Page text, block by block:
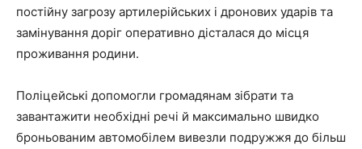
постійну загрозу артилерійських і дронових ударів та
замінування доріг оперативно дісталася до місця
проживання родини.
Поліцейські допомогли громадянам зібрати та
завантажити необхідні речі й максимально швидко
броньованим автомобілем вивезли подружжя до більш